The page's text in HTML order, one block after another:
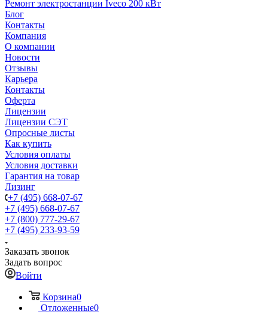
Ремонт электростанции Iveco 200 кВт
Блог
Контакты
Компания
О компании
Новости
Отзывы
Карьера
Контакты
Оферта
Лицензии
Лицензии СЭТ
Опросные листы
Как купить
Условия оплаты
Условия доставки
Гарантия на товар
Лизинг
+7 (495) 668-07-67
+7 (495) 668-07-67
+7 (800) 777-29-67
+7 (495) 233-93-59
Заказать звонок
Задать вопрос
Войти
Корзина0
Отложенные0